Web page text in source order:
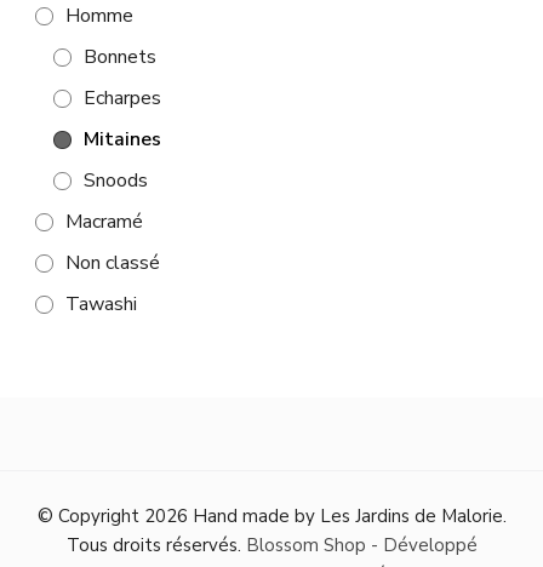
Homme
Bonnets
Echarpes
Mitaines
Snoods
Macramé
Non classé
Tawashi
© Copyright 2026 Hand made by Les Jardins de Malorie.
Tous droits réservés. Blossom Shop - Développé